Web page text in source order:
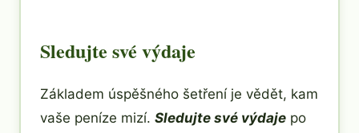
Sledujte své výdaje
Základem úspěšného šetření je vědět, kam
vaše peníze mizí. Sledujte své výdaje po